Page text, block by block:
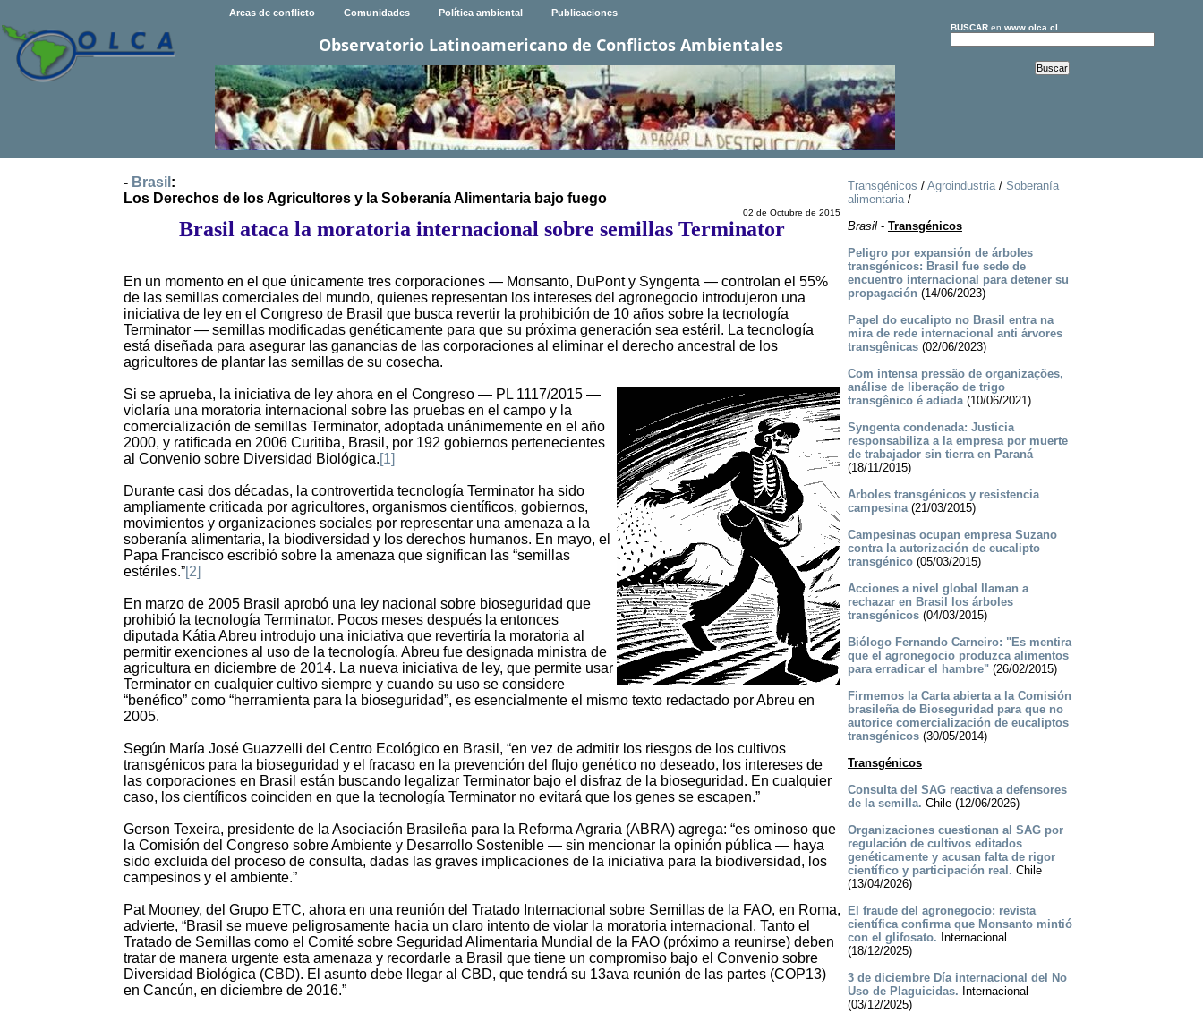
Areas de conflicto Comunidades Política ambiental Publicaciones
Observatorio Latinoamericano de Conflictos Ambientales
BUSCARen www.olca.cl
- Brasil :
Los Derechos de los Agricultores y la Soberanía Alimentaria bajo fuego
02 de Octubre de 2015
Brasil ataca la moratoria internacional sobre semillas Terminator
En un momento en el que únicamente tres corporaciones — Monsanto, DuPont y Syngenta — controlan el 55%
de las semillas comerciales del mundo, quienes representan los intereses del agronegocio introdujeron una
iniciativa de ley en el Congreso de Brasil que busca revertir la prohibición de 10 años sobre la tecnología
Terminator — semillas modificadas genéticamente para que su próxima generación sea estéril. La tecnología
está diseñada para asegurar las ganancias de las corporaciones al eliminar el derecho ancestral de los
agricultores de plantar las semillas de su cosecha.
Si se aprueba, la iniciativa de ley ahora en el Congreso — PL 1117/2015 —
violaría una moratoria internacional sobre las pruebas en el campo y la
comercialización de semillas Terminator, adoptada unánimemente en el año
2000, y ratificada en 2006 Curitiba, Brasil, por 192 gobiernos pertenecientes
al Convenio sobre Diversidad Biológica.[1]
Durante casi dos décadas, la controvertida tecnología Terminator ha sido
ampliamente criticada por agricultores, organismos científicos, gobiernos,
movimientos y organizaciones sociales por representar una amenaza a la
soberanía alimentaria, la biodiversidad y los derechos humanos. En mayo, el
Papa Francisco escribió sobre la amenaza que significan las “semillas
estériles.”[2]
En marzo de 2005 Brasil aprobó una ley nacional sobre bioseguridad que
prohibió la tecnología Terminator. Pocos meses después la entonces
diputada Kátia Abreu introdujo una iniciativa que revertiría la moratoria al
permitir exenciones al uso de la tecnología. Abreu fue designada ministra de
agricultura en diciembre de 2014. La nueva iniciativa de ley, que permite usar
Terminator en cualquier cultivo siempre y cuando su uso se considere
“benéfico” como “herramienta para la bioseguridad”, es esencialmente el mismo texto redactado por Abreu en
2005.
Según María José Guazzelli del Centro Ecológico en Brasil, “en vez de admitir los riesgos de los cultivos
transgénicos para la bioseguridad y el fracaso en la prevención del flujo genético no deseado, los intereses de
las corporaciones en Brasil están buscando legalizar Terminator bajo el disfraz de la bioseguridad. En cualquier
caso, los científicos coinciden en que la tecnología Terminator no evitará que los genes se escapen.”
Gerson Texeira, presidente de la Asociación Brasileña para la Reforma Agraria (ABRA) agrega: “es ominoso que
la Comisión del Congreso sobre Ambiente y Desarrollo Sostenible — sin mencionar la opinión pública — haya
sido excluida del proceso de consulta, dadas las graves implicaciones de la iniciativa para la biodiversidad, los
campesinos y el ambiente.”
Pat Mooney, del Grupo ETC, ahora en una reunión del Tratado Internacional sobre Semillas de la FAO, en Roma,
advierte, “Brasil se mueve peligrosamente hacia un claro intento de violar la moratoria internacional. Tanto el
Tratado de Semillas como el Comité sobre Seguridad Alimentaria Mundial de la FAO (próximo a reunirse) deben
tratar de manera urgente esta amenaza y recordarle a Brasil que tiene un compromiso bajo el Convenio sobre
Diversidad Biológica (CBD). El asunto debe llegar al CBD, que tendrá su 13ava reunión de las partes (COP13)
en Cancún, en diciembre de 2016.”
Transgénicos / Agroindustria/ Soberanía
alimentaria/
Brasil- Transgénicos
Peligro por expansión de árboles
transgénicos: Brasil fue sede de
encuentro internacional para detener su
propagación (14/06/2023)
Papel do eucalipto no Brasil entra na
mira de rede internacional anti árvores
transgênicas(02/06/2023)
Com intensa pressão de organizações,
análise de liberação de trigo
transgênico é adiada(10/06/2021)
Syngenta condenada: Justicia
responsabiliza a la empresa por muerte
de trabajador sin tierra en Paraná
(18/11/2015)
Arboles transgénicos y resistencia
campesina(21/03/2015)
Campesinas ocupan empresa Suzano
contra la autorización de eucalipto
transgénico(05/03/2015)
Acciones a nivel global llaman a
rechazar en Brasil los árboles
transgénicos(04/03/2015)
Biólogo Fernando Carneiro: "Es mentira
que el agronegocio produzca alimentos
para erradicar el hambre"(26/02/2015)
Firmemos la Carta abierta a la Comisión
brasileña de Bioseguridad para que no
autorice comercialización de eucaliptos
transgénicos(30/05/2014)
Transgénicos
Consulta del SAG reactiva a defensores
de la semilla. Chile (12/06/2026)
Organizaciones cuestionan al SAG por
regulación de cultivos editados
genéticamente y acusan falta de rigor
científico y participación real. Chile
(13/04/2026)
El fraude del agronegocio: revista
científica confirma que Monsanto mintió
con el glifosato. Internacional
(18/12/2025)
3 de diciembre Día internacional del No
Uso de Plaguicidas. Internacional
(03/12/2025)